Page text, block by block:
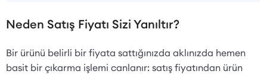
Neden Satış Fiyatı Sizi Yanıltır?
Bir ürünü belirli bir fiyata sattığınızda aklınızda hemen
basit bir çıkarma işlemi canlanır: satış fiyatından ürün